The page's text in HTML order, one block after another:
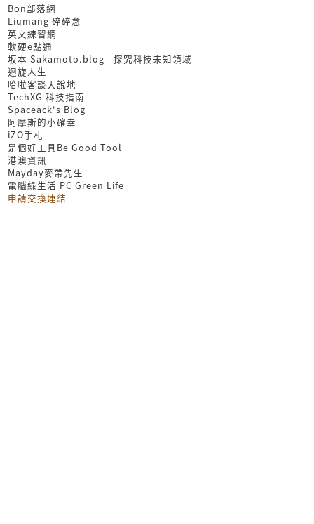
Bon部落網
Liumang 碎碎念
英文練習網
軟硬e點通
坂本 Sakamoto.blog - 探究科技未知領域
迴旋人生
哈啦客談天說地
TechXG 科技指南
Spaceack's Blog
阿摩斯的小確幸
iZO手札
是個好工具Be Good Tool
港澳資訊
Mayday麥帶先生
電腦綠生活 PC Green Life
申請交換連結